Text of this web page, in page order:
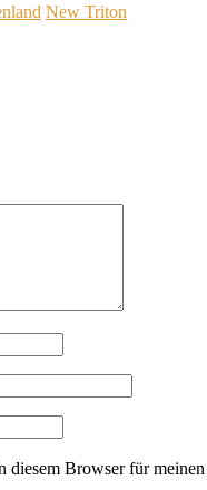
New Triton
diesem Browser für meinen